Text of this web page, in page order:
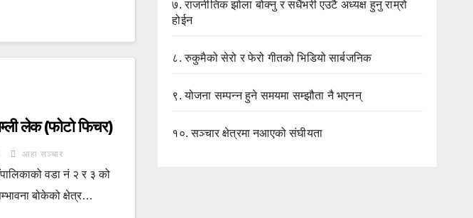
लेक (फोटो फिचर)
आहा सञ्चार
वडा नं २ र ३ को
बोकेको क्षेत्र…
७.राजनीतिक झोला बोक्नु र सधैंभरी एउटै अध्यक्ष हुनु राम्रो
होईन
८.रुकुमैको सेरो र फेरो गीतको भिडियो सार्बजनिक
९.योजना सम्पन्न हुने समयमा सम्झौता नै भएनन्
१०.सञ्चार क्षेत्रमा नआएको संघीयता